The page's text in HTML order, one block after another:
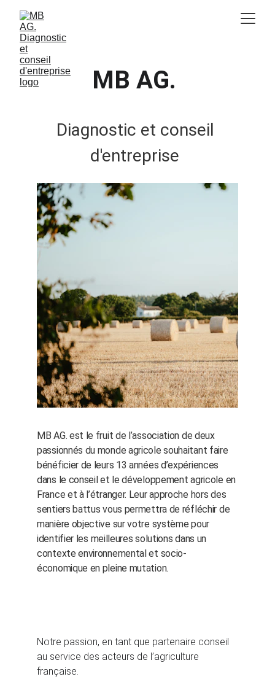
MB AG.
Diagnostic et conseil
d'entreprise
MB AG. est le fruit de l’association de deux
passionnés du monde agricole souhaitant faire
bénéficier de leurs 13 années d’expériences
dans le conseil et le développement agricole en
France et à l’étranger. Leur approche hors des
sentiers battus vous permettra de réfléchir de
manière objective sur votre système pour
identifier les meilleures solutions dans un
contexte environnemental et socio-
économique en pleine mutation.
Notre passion, en tant que partenaire conseil
au service des acteurs de l’agriculture
française.